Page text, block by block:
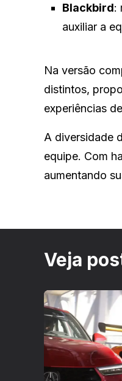
Blackbird:
auxiliar a
Na versão
distintos,
experiências
A diversidade
equipe. Com
aumentando
Veja